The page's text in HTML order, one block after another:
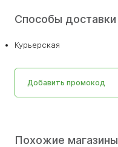
Способы доставки
Курьерская
Добавить промокод
Похожие магазины